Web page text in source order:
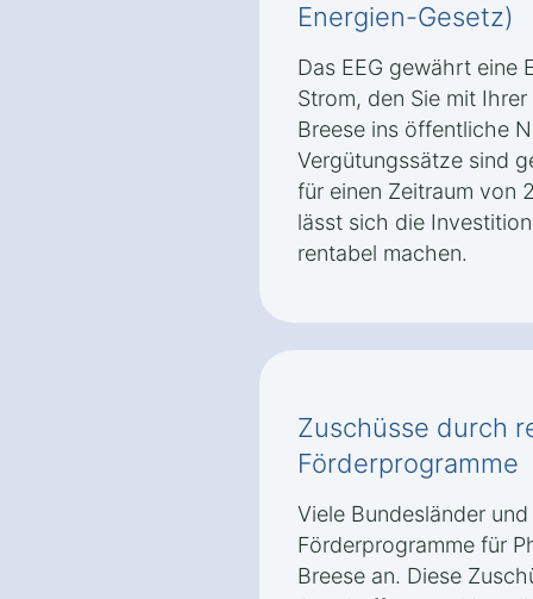
Energien-Gesetz)
Das EEG gewährt eine
Strom, den Sie mit
Breese ins öffentliche
Vergütungssätze sind
für einen Zeitraum von
lässt sich die
rentabel machen.
Zuschüsse durch
Förderprogramme
Viele Bundesländer
Förderprogramme für
Breese an. Diese